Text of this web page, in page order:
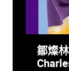
鄒燦林